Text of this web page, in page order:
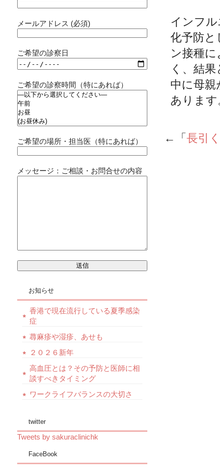
インフ
化予防
ン接種
く、結
中に母
あります
←「長引
メールアドレス (必須)
ご希望の診察日
ご希望の診察時間（特にあれば）
ご希望の場所・担当医（特にあれば）
メッセージ：ご相談・お問合せの内容
お知らせ
香港で現在流行している夏季感染
症
蕁麻疹や湿疹、あせも
２０２６新年
高血圧とは？その予防と医師に相
談すべきタイミング
ワークライフバランスの大切さ
twitter
Tweets by sakuraclinichk
FaceBook